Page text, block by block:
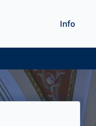
Info